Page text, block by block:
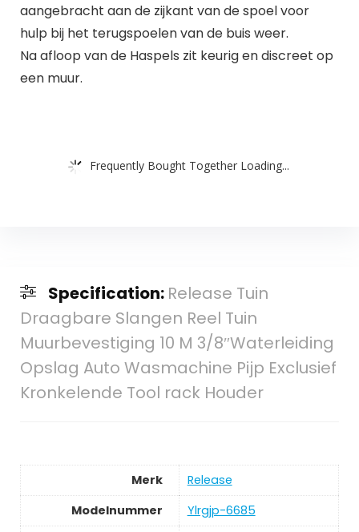
aangebracht aan de zijkant van de spoel voor
hulp bij het terugspoelen van de buis weer.
Na afloop van de Haspels zit keurig en discreet op
een muur.
Frequently Bought Together Loading...
Specification: Release Tuin
Draagbare Slangen Reel Tuin
Muurbevestiging 10 M 3/8″Waterleiding
Opslag Auto Wasmachine Pijp Exclusief
Kronkelende Tool rack Houder
Merk
‎Release
Modelnummer
‎Ylrgjp-6685